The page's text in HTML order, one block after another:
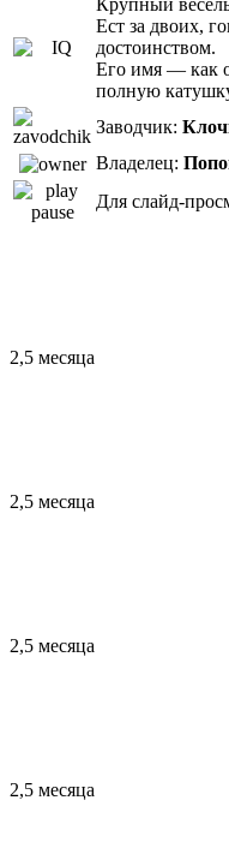
Ест за двоих,
достоинством.
Его имя — как
полную
Заводчик:
Владелец:
Для слайд-
2,5 месяца
2,5 месяца
2,5 месяца
2,5 месяца